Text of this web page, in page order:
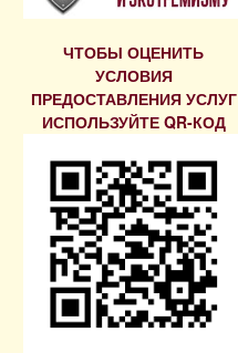
ЧТОБЫ ОЦЕНИТЬ
УСЛОВИЯ
ПРЕДОСТАВЛЕНИЯ УСЛУГ
ИСПОЛЬЗУЙТЕ QR-КОД